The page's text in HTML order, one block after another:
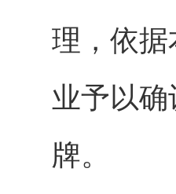
理，依
业予以
牌。